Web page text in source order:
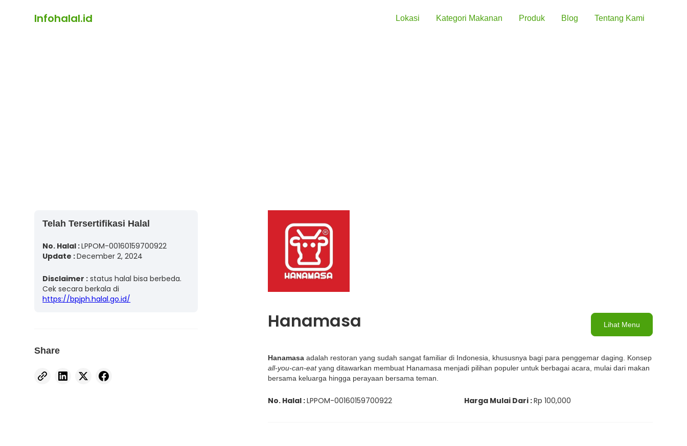
Infohalal.id Lokasi Kategori Makanan Produk Blog Tentang Kami
Telah Tersertifikasi Halal
No. Halal :LPPOM-00160159700922
Update :December 2, 2024
Disclaimer : status halal bisa berbeda.
Cek secara berkala di
https://bpjph.halal.go.id/
Share
Hanamasa Lihat Menu
Hanamasaadalah restoran yang sudah sangat familiar di Indonesia, khususnya bagi para penggemar daging. Konsep
all-you-can-eatyang ditawarkan membuat Hanamasa menjadi pilihan populer untuk berbagai acara, mulai dari makan
bersama keluarga hingga perayaan bersama teman.
No. Halal :LPPOM-00160159700922 Harga Mulai Dari :Rp 100,000